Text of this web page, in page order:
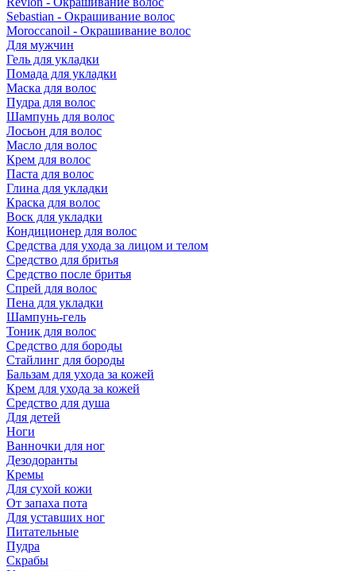
Sebastian - Окрашивание волос
Moroccanoil - Окрашивание волос
Для мужчин
Гель для укладки
Помада для укладки
Маска для волос
Пудра для волос
Шампунь для волос
Лосьон для волос
Масло для волос
Крем для волос
Паста для волос
Глина для укладки
Краска для волос
Воск для укладки
Кондиционер для волос
Средства для ухода за лицом и телом
Средство для бритья
Средство после бритья
Спрей для волос
Пена для укладки
Шампунь-гель
Тоник для волос
Средство для бороды
Стайлинг для бороды
Бальзам для ухода за кожей
Крем для ухода за кожей
Средство для душа
Для детей
Ноги
Ванночки для ног
Дезодоранты
Кремы
Для сухой кожи
От запаха пота
Для уставших ног
Питательные
Пудра
Скрабы